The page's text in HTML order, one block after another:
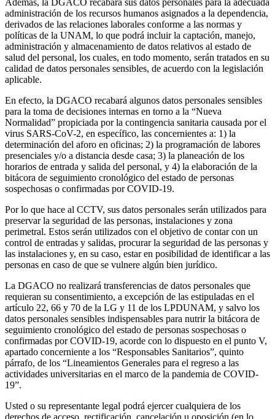
Además, la DGACO recabará sus datos personales para la adecuada
administración de los recursos humanos asignados a la dependencia,
derivados de las relaciones laborales conforme a las normas y
políticas de la UNAM, lo que podrá incluir la captación, manejo,
administración y almacenamiento de datos relativos al estado de
salud del personal, los cuales, en todo momento, serán tratados en su
calidad de datos personales sensibles, de acuerdo con la legislación
aplicable.
En efecto, la DGACO recabará algunos datos personales sensibles
para la toma de decisiones internas en torno a la “Nueva
Normalidad” propiciada por la contingencia sanitaria causada por el
virus SARS-CoV-2, en específico, las concernientes a: 1) la
determinación del aforo en oficinas; 2) la programación de labores
presenciales y/o a distancia desde casa; 3) la planeación de los
horarios de entrada y salida del personal, y 4) la elaboración de la
bitácora de seguimiento cronológico del estado de personas
sospechosas o confirmadas por COVID-19.
Por lo que hace al CCTV, sus datos personales serán utilizados para
preservar la seguridad de las personas, instalaciones y zona
perimetral. Estos serán utilizados con el objetivo de contar con un
control de entradas y salidas, procurar la seguridad de las personas y
las instalaciones y, en su caso, estar en posibilidad de identificar a las
personas en caso de que se vulnere algún bien jurídico.
La DGACO no realizará transferencias de datos personales que
requieran su consentimiento, a excepción de las estipuladas en el
artículo 22, 66 y 70 de la LG y 11 de los LPDUNAM, y salvo los
datos personales sensibles indispensables para nutrir la bitácora de
seguimiento cronológico del estado de personas sospechosas o
confirmadas por COVID-19, acorde con lo dispuesto en el punto V,
apartado concerniente a los “Responsables Sanitarios”, quinto
párrafo, de los “Lineamientos Generales para el regreso a las
actividades universitarias en el marco de la pandemia de COVID-
19”.
Usted o su representante legal podrá ejercer cualquiera de los